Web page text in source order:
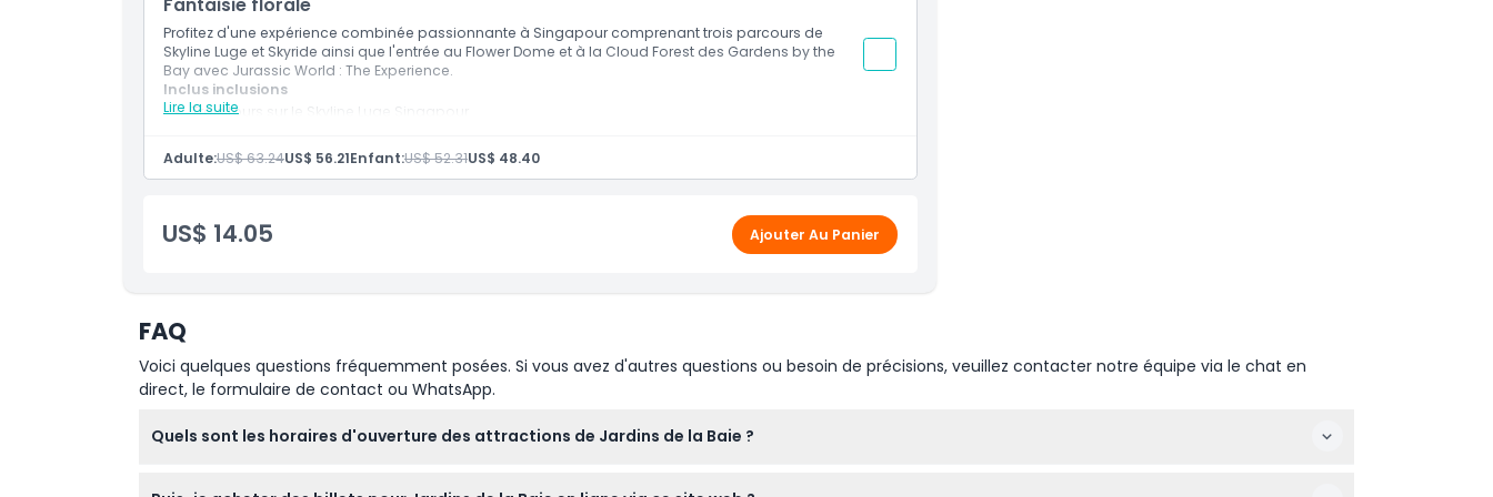
Entrée à la Forêt des Nuages
Jurassic World : L'Expérience
Zones immersives mettant en scène des dinosaures animatroniques grandeur nature
Les billets pour le téléphérique et pour les Jardins de la Baie peuvent être échangés le même
jour ou à des jours différents pendant la période de validité du bon
Fantaisie florale
Profitez d'une expérience combinée passionnante à Singapour comprenant trois parcours de
Skyline Luge et Skyride ainsi que l'entrée au Flower Dome et à la Cloud Forest des Gardens by the
Bay avec Jurassic World : The Experience.
Lire la suite
Inclus inclusions
Trois tours sur le Skyline Luge Singapour
Entrée au Flower Dome aux Jardins de la Baie
Entrée à la Cloud Forest
animatroniques de taille réelle
Entrée à date fixe pour le Skyline Luge Singapour
Adulte:US$ 63.24US$ 56.21Enfant:US$ 52.31US$ 48.40
US$ 14.05 Ajouter Au Panier
FAQ
Voici quelques questions fréquemment posées. Si vous avez d'autres questions ou besoin de précisions, veuillez contacter notre équipe via le chat en
direct, le formulaire de contact ou WhatsApp.
Quels sont les horaires d'ouverture des attractions de Jardins de la Baie ?